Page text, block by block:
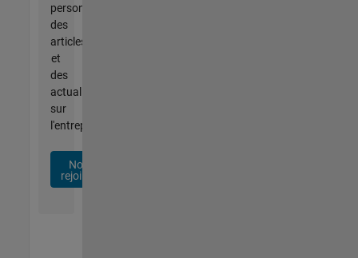
personnalisées,
des
articles
et
des
actualités
sur
l'entreprise.
Nous
rejoindre